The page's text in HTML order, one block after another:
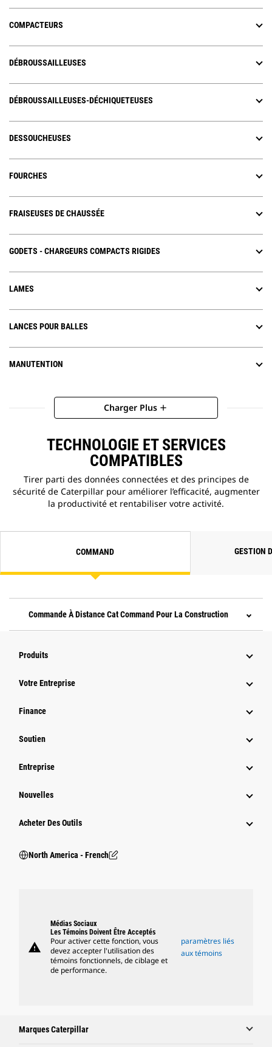
COMPACTEURS
DÉBROUSSAILLEUSES
DÉBROUSSAILLEUSES-DÉCHIQUETEUSES
DESSOUCHEUSES
FOURCHES
FRAISEUSES DE CHAUSSÉE
GODETS - CHARGEURS COMPACTS RIGIDES
LAMES
LANCES POUR BALLES
MANUTENTION
Charger Plus add
TECHNOLOGIE ET SERVICES
COMPATIBLES
Tirer parti des données connectées et des principes de
sécurité de Caterpillar pour améliorer l’efficacité, augmenter
la productivité et rentabiliser votre activité.
COMMAND GESTION
Commande À Distance Cat Command Pour La Construction
Produits
Votre Entreprise
Finance
Soutien
Entreprise
Nouvelles
Acheter Des Outils
North America - French
warning
Médias Sociaux
Les Témoins Doivent Être Acceptés
Pour activer cette fonction, vous
devez accepter l'utilisation des
témoins fonctionnels, de ciblage et
de performance.
paramètres liés
aux témoins
Marques Caterpillar